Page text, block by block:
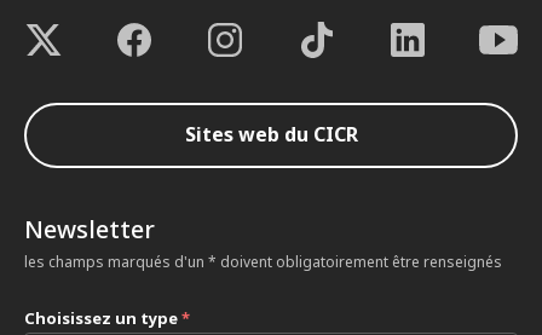
Sites web du CICR
Newsletter
les champs marqués d'un * doivent obligatoirement être renseignés
Choisissez un type*